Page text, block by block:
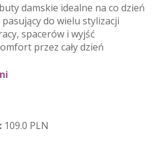
damskie idealne na co dzień
do wielu stylizacji
spacerów i wyjść
przez cały dzień
109.0 PLN